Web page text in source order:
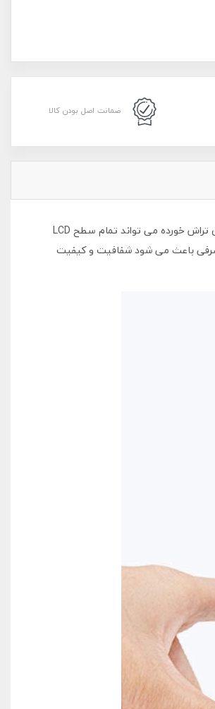
ضمانت اصل بودن کالا
می توان گفت محبوبترین نوع محافظ صفحه گوشی های موبایل می باشد. گلس فول (خشگیر) شفاف بادیگارد با بهره گیری از شیشه گرمادیده و سخت شده با لبه های تراش خورده می تواند تمام سطح LCD
باعث می شود شفافیت و کیفیت